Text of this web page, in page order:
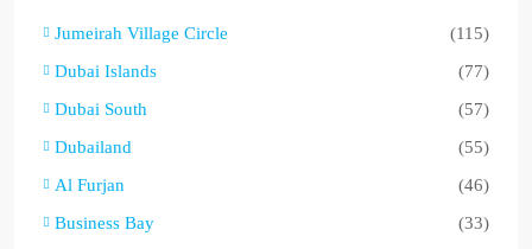
Jumeirah Village Circle
(115)
Dubai Islands
(77)
Dubai South
(57)
Dubailand
(55)
Al Furjan
(46)
Business Bay
(33)